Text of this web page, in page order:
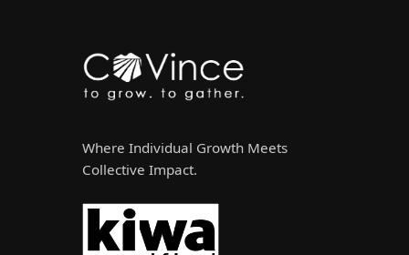
Where Individual Growth Meets
Collective Impact.